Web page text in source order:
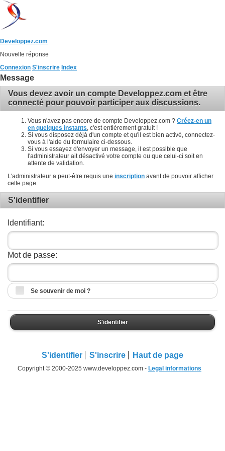
Developpez.com
Nouvelle réponse
Connexion S'inscrire Index
Message
Vous devez avoir un compte Developpez.com et être
connecté pour pouvoir participer aux discussions.
Vous n'avez pas encore de compte Developpez.com ? Créez-en un
en quelques instants , c'est entièrement gratuit !
Si vous disposez déjà d'un compte et qu'il est bien activé, connectez-
vous à l'aide du formulaire ci-dessous.
Si vous essayez d'envoyer un message, il est possible que
l'administrateur ait désactivé votre compte ou que celui-ci soit en
attente de validation.
L'administrateur a peut-être requis une inscription avant de pouvoir afficher
cette page.
S'identifier
Identifiant:
Mot de passe:
Se souvenir de moi ?
S'identifier
S'identifier S'inscrire Haut de page
Copyright © 2000-2025 www.developpez.com - Legal informations